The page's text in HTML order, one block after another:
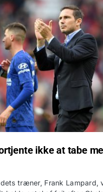
ikke at tabe
træner, Frank Lampard,